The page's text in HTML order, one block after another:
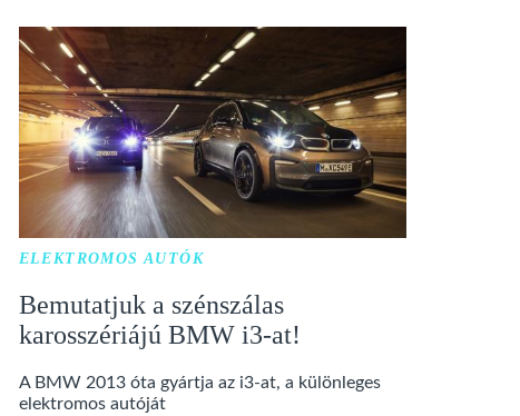
ELEKTROMOS AUTÓK
Bemutatjuk a szénszálas
karosszériájú BMW i3-at!
A BMW 2013 óta gyártja az i3-at, a különleges
elektromos autóját